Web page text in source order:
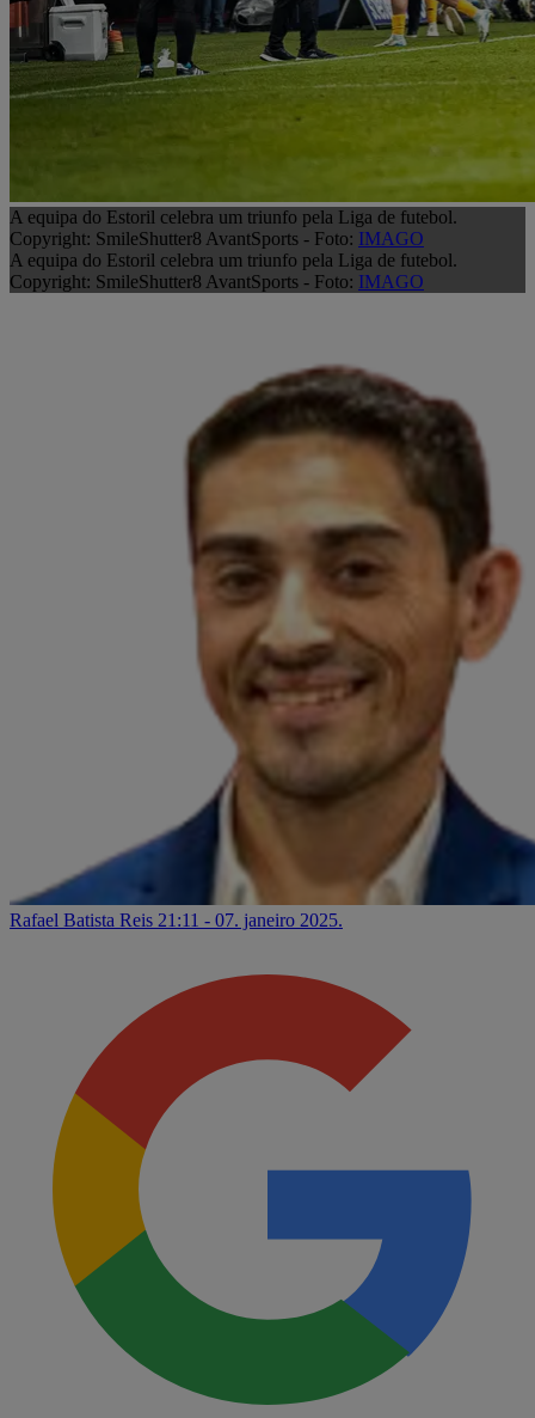
A equipa do Estoril celebra um triunfo pela Liga de futebol.
Copyright: SmileShutter8 AvantSports - Foto: IMAGO
A equipa do Estoril celebra um triunfo pela Liga de futebol.
Copyright: SmileShutter8 AvantSports - Foto: IMAGO
Rafael Batista Reis 21:11 - 07. janeiro 2025.